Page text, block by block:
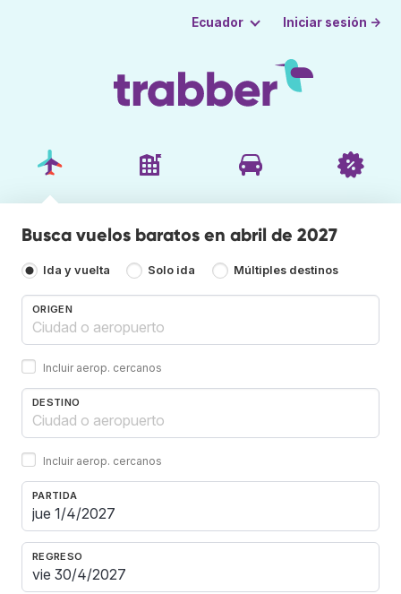
Ecuador Iniciar sesión →
Busca vuelos baratos en abril de 2027
Ida y vuelta Solo ida Múltiples destinos
ORIGEN
Incluir aerop. cercanos
DESTINO
Incluir aerop. cercanos
PARTIDA
REGRESO